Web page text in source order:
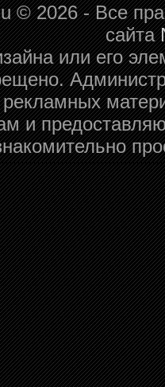
© 2026 - Все
сайта
или его
и